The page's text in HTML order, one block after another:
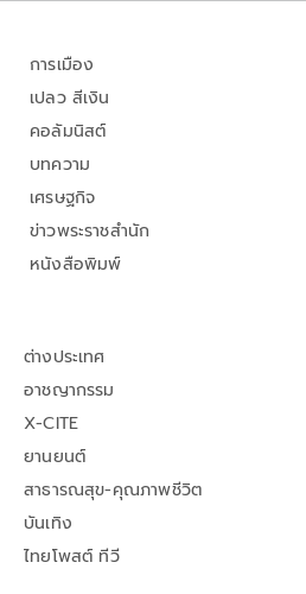
การเมือง
เปลว สีเงิน
คอลัมนิสต์
บทความ
เศรษฐกิจ
ข่าวพระราชสำนัก
หนังสือพิมพ์
ต่างประเทศ
อาชญากรรม
X-CITE
ยานยนต์
สาธารณสุข-คุณภาพชีวิต
บันเทิง
ไทยโพสต์ ทีวี